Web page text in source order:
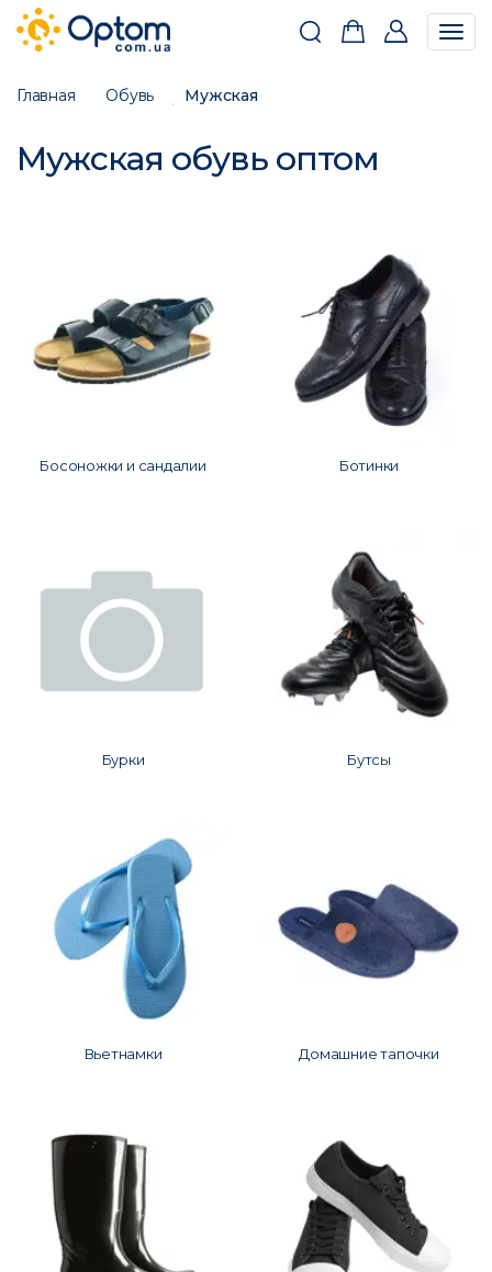
Главная
Обувь Мужская
Мужская обувь оптом
Босоножки и сандалии Ботинки
Бурки Бутсы
Вьетнамки Домашние тапочки